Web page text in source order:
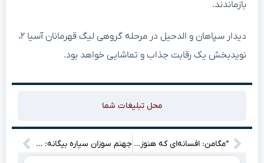
بازماندند.
دیدار سپاهان و الدحیل در مرحله گروهی لیگ قهرمانان آسیا ۲،
نویدبخش یک رقابت جذاب و تماشایی خواهد بود.
محل تبلیغات شما
“مگامن: افسانه‌ای که هنوز نفس‌های کپکام را گرم نگه داشته! جهنم سوزان سیاره بیگانه: چرخش مرگبار به دور ستاره، آغازی بر نابودی!